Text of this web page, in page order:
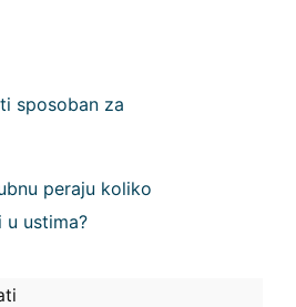
sposoban za
peraju koliko
ustima?